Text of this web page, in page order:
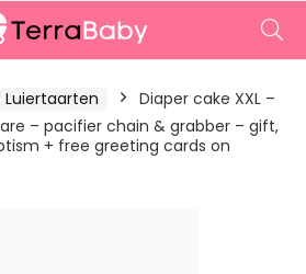
Luiertaarten
Diaper cake XXL –
– pacifier chain & grabber – gift,
+ free greeting cards on